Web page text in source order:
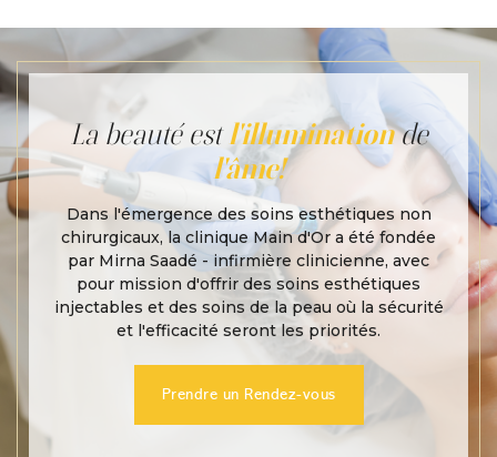
La beauté estl'illuminationde
l'âme!
Dans l'émergence des soins esthétiques non
chirurgicaux, la clinique Main d'Or a été fondée
par Mirna Saadé - infirmière clinicienne, avec
pour mission d'offrir des soins esthétiques
injectables et des soins de la peau où la sécurité
et l'efficacité seront les priorités.
Prendre un Rendez-vous